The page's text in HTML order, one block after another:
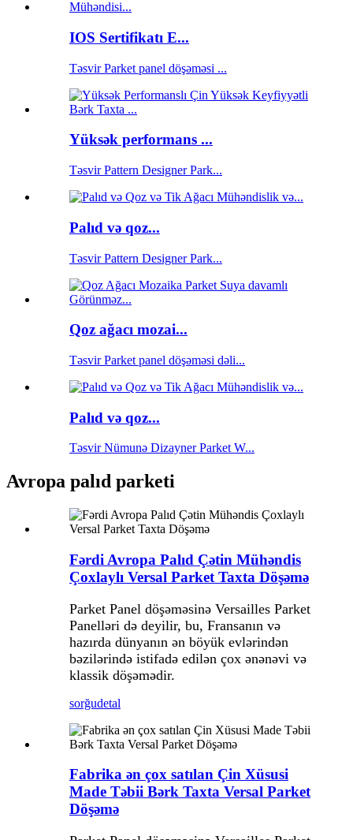
IOS Sertifikatı E...
Təsvir Parket panel döşəməsi ...
Yüksək performans ...
Təsvir Pattern Designer Park...
Palıd və qoz...
Təsvir Pattern Designer Park...
Qoz ağacı mozai...
Təsvir Parket panel döşəməsi dəli...
Palıd və qoz...
Təsvir Nümunə Dizayner Parket W...
Avropa palıd parketi
Fərdi Avropa Palıd Çətin Mühəndis
Çoxlaylı Versal Parket Taxta Döşəmə
Parket Panel döşəməsinə Versailles Parket
Panelləri də deyilir, bu, Fransanın və
hazırda dünyanın ən böyük evlərindən
bəzilərində istifadə edilən çox ənənəvi və
klassik döşəmədir.
sorğudetal
Fabrika ən çox satılan Çin Xüsusi
Made Təbii Bərk Taxta Versal Parket
Döşəmə